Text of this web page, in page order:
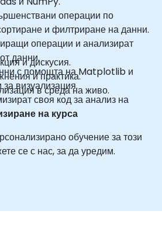
операции по
и филтриране на данни.
операции и анализират
данни.
с помощта на Matplotlib и
визуализация.
своя код за анализ на
и дискусия.
и практика.
в среда на живо.
на курса
обучение за този
се с нас, за да уредим.